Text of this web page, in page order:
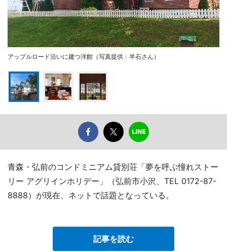
アップルロード沿いに建つ洋館（写真提供：半石さん）
青森・弘前のコンドミニアム貸別荘「夢を呼ぶ憧れストー
リー アグリインホリデー」（弘前市小沢、TEL 0172-87-
8888）が現在、ネットで話題となっている。
記事を読む